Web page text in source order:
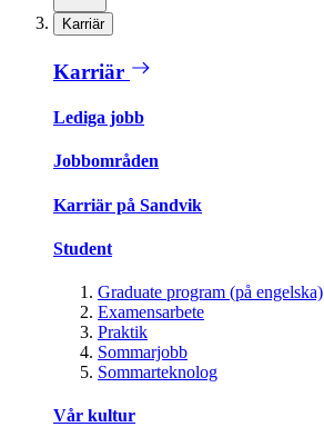
Karriär
Karriär
Lediga jobb
Jobbområden
Karriär på Sandvik
Student
Graduate program (på engelska)
Examensarbete
Praktik
Sommarjobb
Sommarteknolog
Vår kultur